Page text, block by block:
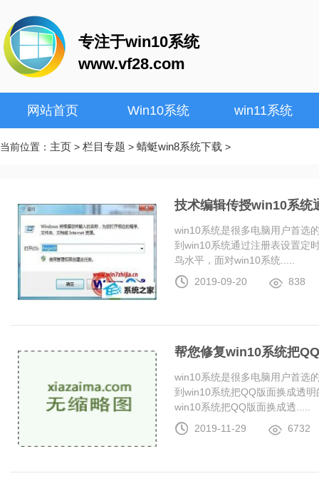
专注于win10系统
www.vf28.com
网站首页 Win10系统 win11系统
当前位置： 主页 > 栏目专题 > 蜻蜓win8系统下载 >
技术编辑传授win10系统
win10系统是很多电脑用户首选
到win10系统通过注册表设置定
鸟水平，面对win10系统.....
2019-09-20
838
帮您修复win10系统把
win10系统是很多电脑用户首选
到win10系统把QQ版面换成透
win10系统把QQ版面换成透.....
2019-11-29
6732